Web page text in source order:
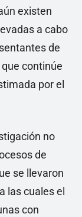
existen
a cabo
de
que continúe
por el
no
de
se llevaron
las cuales el
con